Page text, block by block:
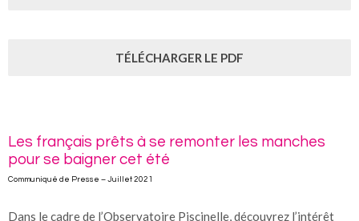
TÉLÉCHARGER LE PDF
Les français prêts à se remonter les manches
pour se baigner cet été
Communiqué de Presse – Juillet 2021
Dans le cadre de l’Observatoire Piscinelle, découvrez l’intérêt